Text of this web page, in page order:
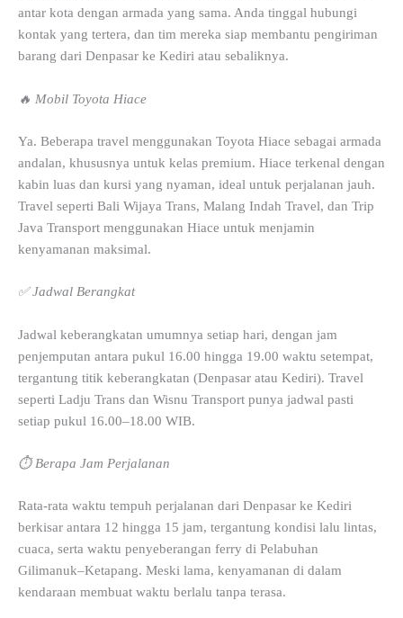
antar kota dengan armada yang sama. Anda tinggal hubungi
kontak yang tertera, dan tim mereka siap membantu pengiriman
barang dari Denpasar ke Kediri atau sebaliknya.
🔥 Mobil Toyota Hiace
Ya. Beberapa travel menggunakan Toyota Hiace sebagai armada
andalan, khususnya untuk kelas premium. Hiace terkenal dengan
kabin luas dan kursi yang nyaman, ideal untuk perjalanan jauh.
Travel seperti Bali Wijaya Trans, Malang Indah Travel, dan Trip
Java Transport menggunakan Hiace untuk menjamin
kenyamanan maksimal.
✅ Jadwal Berangkat
Jadwal keberangkatan umumnya setiap hari, dengan jam
penjemputan antara pukul 16.00 hingga 19.00 waktu setempat,
tergantung titik keberangkatan (Denpasar atau Kediri). Travel
seperti Ladju Trans dan Wisnu Transport punya jadwal pasti
setiap pukul 16.00–18.00 WIB.
⏱️ Berapa Jam Perjalanan
Rata-rata waktu tempuh perjalanan dari Denpasar ke Kediri
berkisar antara 12 hingga 15 jam, tergantung kondisi lalu lintas,
cuaca, serta waktu penyeberangan ferry di Pelabuhan
Gilimanuk–Ketapang. Meski lama, kenyamanan di dalam
kendaraan membuat waktu berlalu tanpa terasa.